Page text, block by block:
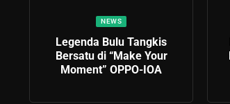
NEWS
Legenda Bulu Tangkis
Bersatu di “Make Your
Moment” OPPO-IOA